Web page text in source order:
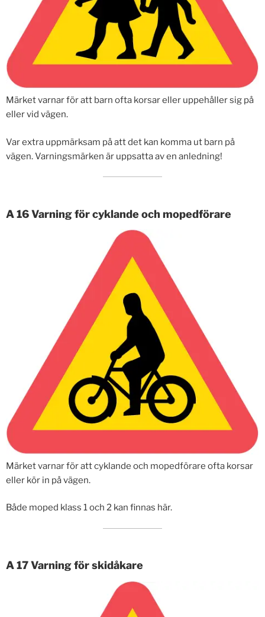
Märket varnar för att barn ofta korsar eller uppehåller sig på
eller vid vägen.
Var extra uppmärksam på att det kan komma ut barn på
vägen. Varningsmärken är uppsatta av en anledning!
A 16 Varning för cyklande och mopedförare
Märket varnar för att cyklande och mopedförare ofta korsar
eller kör in på vägen.
Både moped klass 1 och 2 kan finnas här.
A 17 Varning för skidåkare